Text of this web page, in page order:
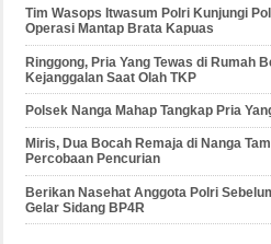
Tim Wasops Itwasum Polri Kunjungi
Operasi Mantap Brata Kapuas
Ringgong, Pria Yang Tewas di Rumah
Kejanggalan Saat Olah TKP
Polsek Nanga Mahap Tangkap Pria
Miris, Dua Bocah Remaja di Nanga
Percobaan Pencurian
Berikan Nasehat Anggota Polri
Gelar Sidang BP4R